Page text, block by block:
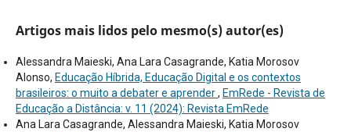
Artigos mais lidos pelo mesmo(s) autor(es)
Alessandra Maieski, Ana Lara Casagrande, Katia Morosov
Alonso, Educação Híbrida, Educação Digital e os contextos
brasileiros: o muito a debater e aprender, EmRede - Revista de
Educação a Distância: v. 11 (2024): Revista EmRede
Ana Lara Casagrande, Alessandra Maieski, Katia Morosov